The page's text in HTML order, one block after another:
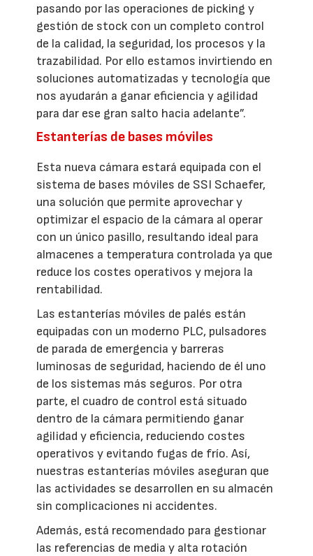
pasando por las operaciones de picking y
gestión de stock con un completo control
de la calidad, la seguridad, los procesos y la
trazabilidad. Por ello estamos invirtiendo en
soluciones automatizadas y tecnología que
nos ayudarán a ganar eficiencia y agilidad
para dar ese gran salto hacia adelante”.
Estanterías de bases móviles
Esta nueva cámara estará equipada con el
sistema de bases móviles de SSI Schaefer,
una solución que permite aprovechar y
optimizar el espacio de la cámara al operar
con un único pasillo, resultando ideal para
almacenes a temperatura controlada ya que
reduce los costes operativos y mejora la
rentabilidad.
Las estanterías móviles de palés están
equipadas con un moderno PLC, pulsadores
de parada de emergencia y barreras
luminosas de seguridad, haciendo de él uno
de los sistemas más seguros. Por otra
parte, el cuadro de control está situado
dentro de la cámara permitiendo ganar
agilidad y eficiencia, reduciendo costes
operativos y evitando fugas de frío. Así,
nuestras estanterías móviles aseguran que
las actividades se desarrollen en su almacén
sin complicaciones ni accidentes.
Además, está recomendado para gestionar
las referencias de media y alta rotación